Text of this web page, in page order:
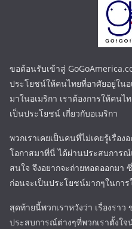
ขอต้อนรับเข้าสู่
ประโยชน์ให้คนไทยที่อาศัยอยู่ในอ
มาในอเมริกา เราต้องการให้คน
เป็นประโยชน์ เกี่ยวกับอเมริกา
พวกเราเคยเป็นคนที่ไม่เคยรู้เรื่อง
โอกาสมาที่นี่ ได้ผ่านประสบการณ์
สนใจ จึงอยากจะถ่ายทอดออกมา
ก่อนจะเป็นประโยชน์มากๆในกา
สุดท้ายนี้พวกเราหวังว่า เรื่องรา
ประสบการณ์ต่างๆที่พวกเราตั้งใ